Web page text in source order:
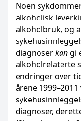
Noen
alkoholisk
alkoholbruk, og
diagnoserkangi
alkoholrelaterte
endringer over
årene
diagnoser,